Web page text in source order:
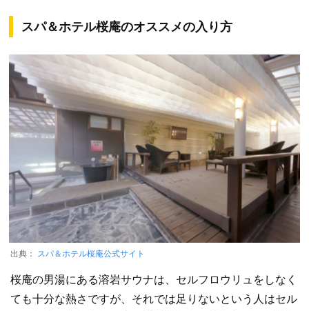
スパ＆ホテル桜庵のオススメの入り方
出典： スパ＆ホテル桜庵公式サイト
桜庵の男湯にある溶岩サウナは、セルフロウリュをしなく
ても十分な熱さですが、それでは足りないという人はセル